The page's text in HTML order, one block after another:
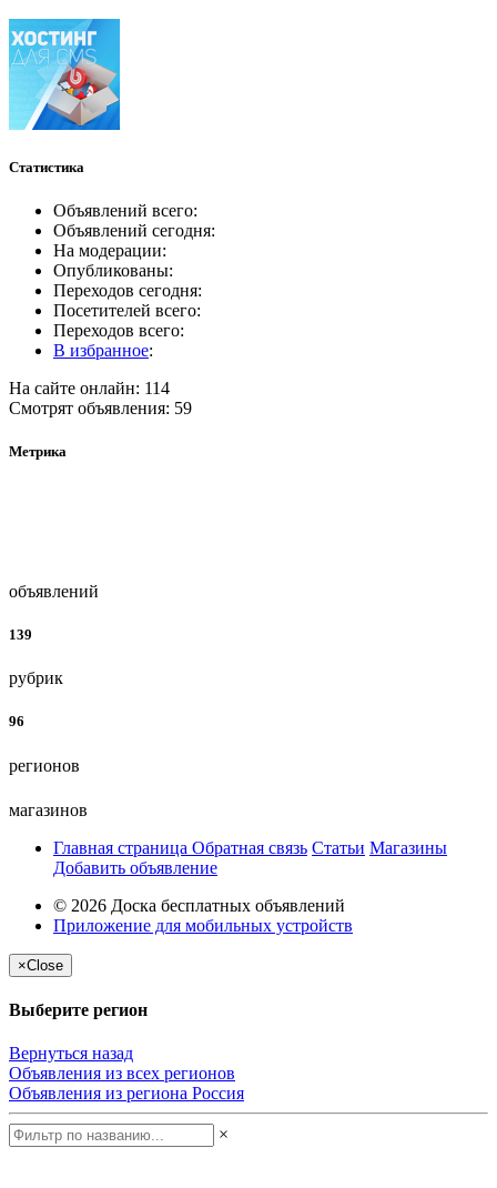
Статистика
Объявлений всего:
Объявлений сегодня:
На модерации:
Опубликованы:
Переходов сегодня:
Посетителей всего:
Переходов всего:
В избранное:
На сайте онлайн: 114
Смотрят объявления: 59
Метрика
объявлений
139
рубрик
96
регионов
магазинов
Главная страница Обратная связь Статьи Магазины
Добавить объявление
© 2026 Доска бесплатных объявлений
Приложение для мобильных устройств
×Close
Выберите регион
Вернуться назад
Объявления из всех регионов
Объявления из региона Россия
×